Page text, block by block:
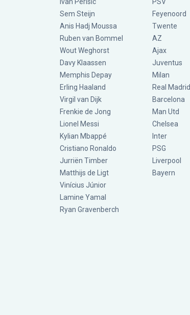
Sem Steijn
Anis Hadj Moussa
Ruben van Bommel
Wout Weghorst
Davy Klaassen
Memphis Depay
Erling Haaland
Virgil van Dijk
Frenkie de Jong
Lionel Messi
Kylian Mbappé
Cristiano Ronaldo
Jurriën Timber
Matthijs de Ligt
Vinícius Júnior
Lamine Yamal
Ryan Gravenberch
Feyenoord
Twente
AZ
Ajax
Juventus
Milan
Real Madrid
Barcelona
Man Utd
Chelsea
Inter
PSG
Liverpool
Bayern